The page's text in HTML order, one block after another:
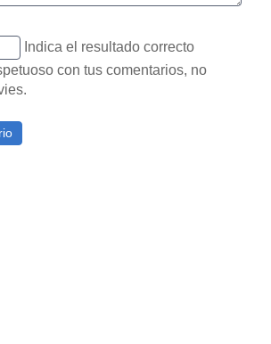
Indica el resultado correcto
con tus comentarios, no